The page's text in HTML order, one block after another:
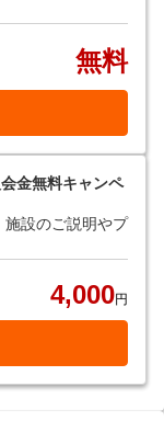
無料
金無料キャンペ
設のご説明やプ
4,000円